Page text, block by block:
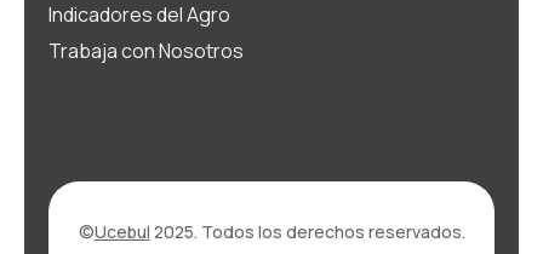
Indicadores del Agro
Trabaja con Nosotros
©Ucebul 2025. Todos los derechos reservados.